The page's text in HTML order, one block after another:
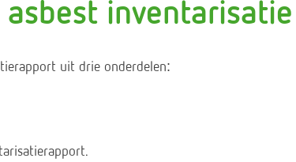
uit drie onderdelen: